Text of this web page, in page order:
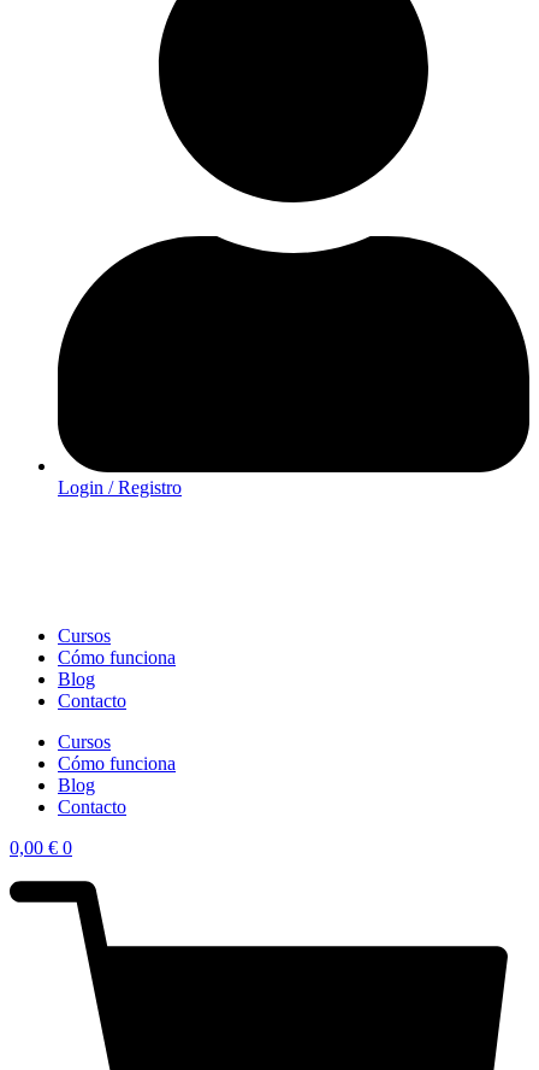
Login / Registro
Cursos
Cómo funciona
Blog
Contacto
Cursos
Cómo funciona
Blog
Contacto
0,00 € 0